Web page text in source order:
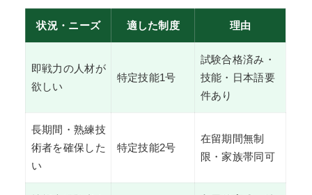
状況・ニーズ 適した制度 理由
即戦力の人材が
欲しい
特定技能1号
試験合格済み・
技能・日本語要
件あり
長期間・熟練技
術者を確保した
い
特定技能2号
在留期間無制
限・家族帯同可